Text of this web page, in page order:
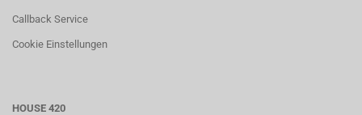
Callback Service
Cookie Einstellungen
HOUSE 420